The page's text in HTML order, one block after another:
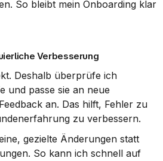
So bleibt mein Onboarding klar
Verbesserung
Deshalb überprüfe ich
und passe sie an neue
an. Das hilft, Fehler zu
zu verbessern.
gezielte Änderungen statt
So kann ich schnell auf